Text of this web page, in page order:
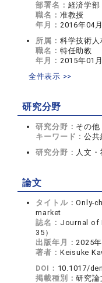
部署名： 経済学部
職名： 准教授
年月： 2016年04
所属： 科学技術
職名： 特任助教
年月： 2015年01
全件表示 >>
研究分野
研究分野： その
キーワード：公共
研究分野： 人文
論文
タイトル：Only-
market
誌名： Journal of
35）
出版年月：2025
著者： Keisuke
DOI： 10.1017/
掲載種別：研究論